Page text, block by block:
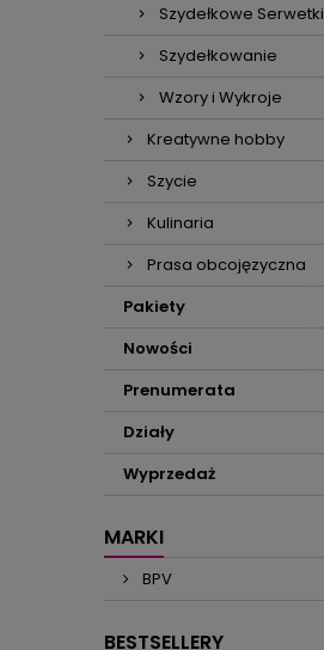
Szydełkowe Serwetki
Szydełkowanie
Wzory i Wykroje
Kreatywne hobby
Szycie
Kulinaria
Prasa obcojęzyczna
Pakiety
Nowości
Prenumerata
Działy
Wyprzedaż
MARKI
BPV
BESTSELLERY